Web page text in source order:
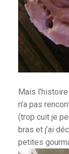
Mais
n’a pas
(trop cuit je
bras et j’ai
petites